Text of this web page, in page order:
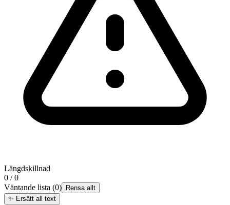
Längdskillnad
0 / 0
Väntande lista (0)
Rensa allt
✨ Ersätt all text